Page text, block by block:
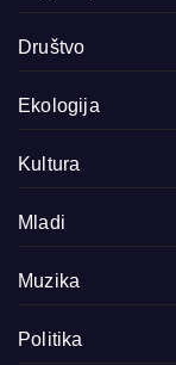
Društvo
Ekologija
Kultura
Mladi
Muzika
Politika